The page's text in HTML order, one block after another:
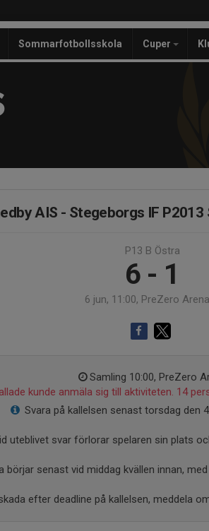
Sommarfotbollsskola Cuper
AIS - Stegeborgs IF
P13 B Östra
6 - 1
6 jun, 11:00, PreZero
Samling 10:00, PreZero
kunde anmäla sig till aktiviteten. 14
Svara på kallelsen senast torsdag den
uteblivet svar förlorar spelaren sin plats
börjar senast vid middag kvällen innan,
efter deadline på kallelsen, meddela